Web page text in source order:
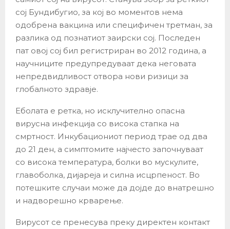
сој Бундибугио, за кој во моментов нема
одобрена вакцина или специфичен третман, за
разлика од познатиот заирски сој. Последен
пат овој сој бил регистриран во 2012 година, а
научниците предупредуваат дека неговата
непредвидливост отвора нови ризици за
глобалното здравје.
Еболата е ретка, но исклучително опасна
вирусна инфекција со висока стапка на
смртност. Инкубациониот период трае од два
до 21 ден, а симптомите најчесто започнуваат
со висока температура, болки во мускулите,
главоболка, дијареја и силна исцрпеност. Во
потешките случаи може да дојде до внатрешно
и надворешно крварење.
Вирусот се пренесува преку директен контакт